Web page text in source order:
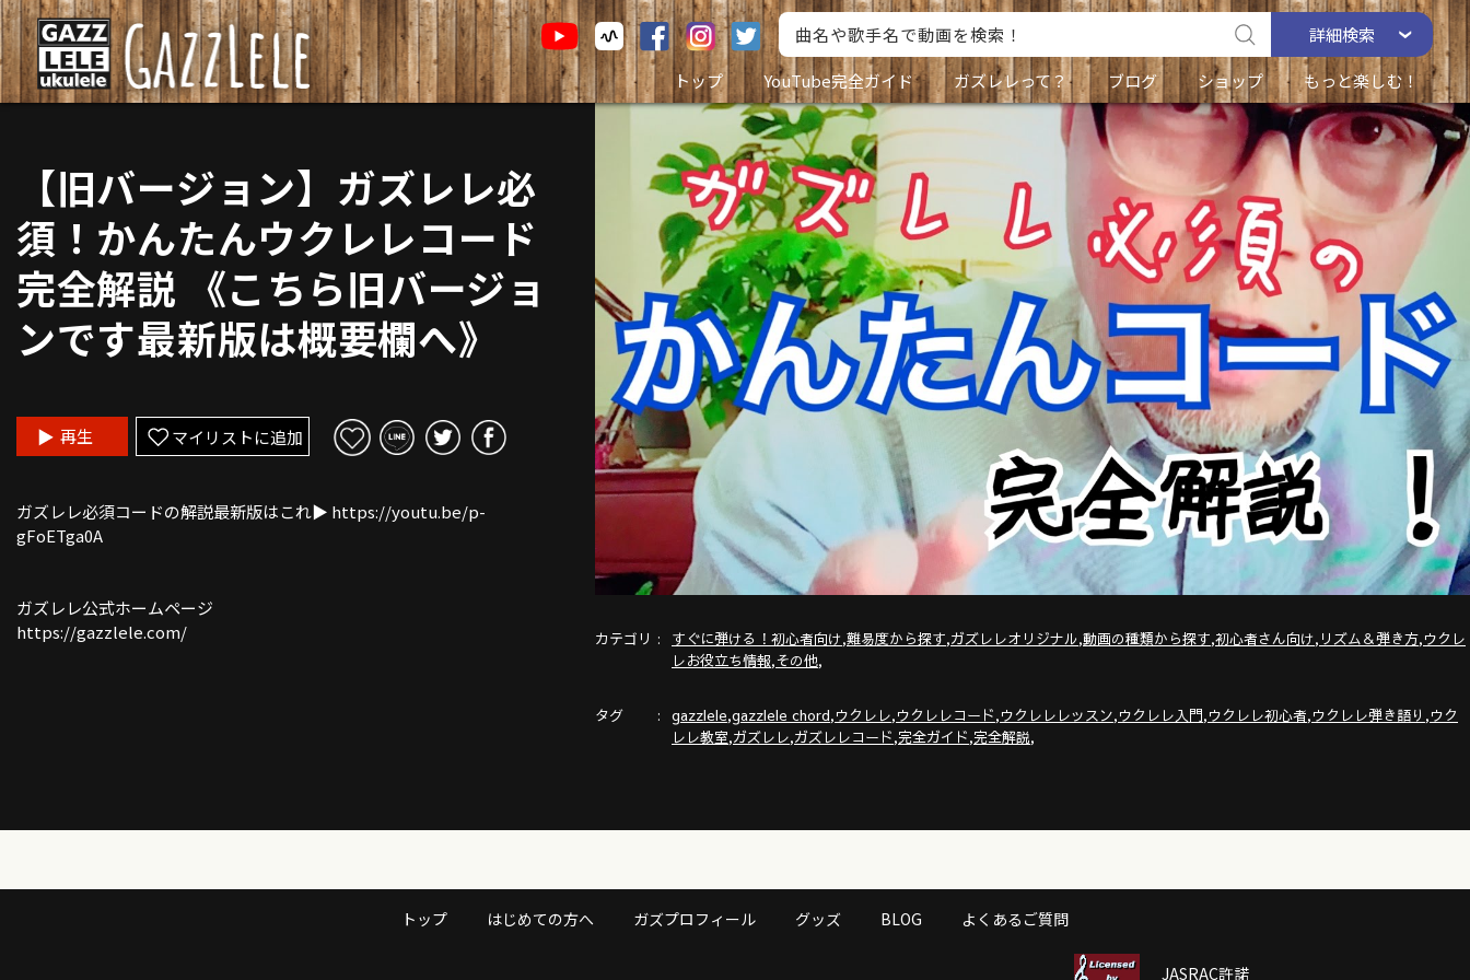
詳細検索
トップ
YouTube完全ガイド ガズレレって？ ブログ ショップ もっと楽しむ！
カテゴリ すぐに弾ける！初心者向け,難易度から探す,ガズレレオリジナル,動画の種類から探す,初心者さん向け, リズム＆弾き方,ウクレ
レお役立ち情報,その他,
タグ gazzlele,gazzlele chord,ウクレレ,ウクレレコード,ウクレレレッスン,ウクレレ入門,ウクレレ初心者,ウクレレ弾き語り ,ウク
レレ教室,ガズレレ,ガズレレコード,完全ガイド,完全解説,
【旧バージョン】ガズレレ必
須！かんたんウクレレコード
完全解説 《こちら旧バージョ
ンです最新版は概要欄へ》
再生 マイリストに追加
ガズレレ必須コードの解説最新版はこれ▶︎ https://youtu.be/p-
gFoETga0A
ガズレレ公式ホームページ
https://gazzlele.com/
トップ はじめての方へ ガズプロフィール グッズ BLOG よくあるご質問
JASRAC許諾